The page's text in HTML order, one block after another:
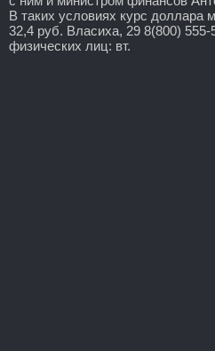
В таких условиях курс доллара
32,4 руб. Власиха, 29 8(800)
физических лиц: вт.